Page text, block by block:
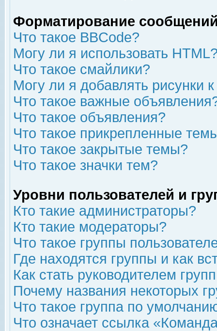
Форматирование
Что такое BBCode?
Могу ли я использовать
Что такое смайлики?
Могу ли я добавлять рисунки
Что такое важные
Что такое объявления?
Что такое прикрепленные
Что такое закрытые темы?
Что такое значки тем?
Уровни пользователей и
Кто такие администраторы?
Кто такие модераторы?
Что такое группы
Где находятся группы и как
Как стать руководителем
Почему названия некоторых
Что такое группа по
Что означает ссылка